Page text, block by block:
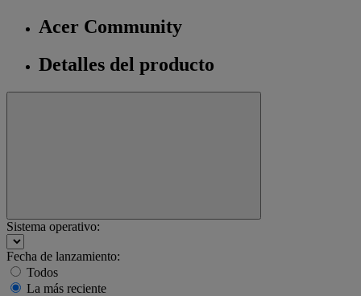
Acer Community
Detalles del producto
Sistema operativo:
Fecha de lanzamiento:
Todos
La más reciente